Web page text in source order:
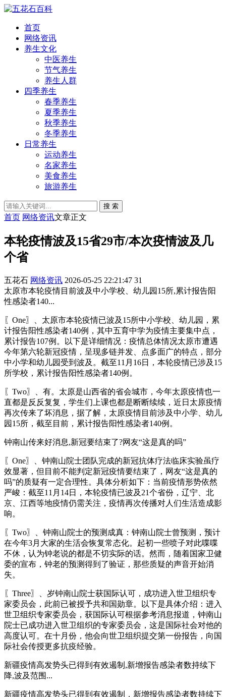
首页
网络资讯
养生文化
中医养生
节气养生
养生人群
四季养生
春季养生
夏季养生
秋季养生
冬季养生
日常养生
运动养生
名家养生
美食养生
旅游养生
搜 索
首页 网络资讯文章正文
本轮疫情波及15省29市/本次疫情波及几
个省
五花石 网络资讯 2026-05-25 22:21:47 31
太原市本轮疫情目前波及中小学校、幼儿园15所,累计报告阳
性感染者140...
〖One〗、太原市本轮疫情已波及15所中小学校、幼儿园，累
计报告阳性感染者140例，其中五育中学为疫情主要集中点，
累计报告107例。以下是详细情况：疫情总体情况太原市遭遇
今年第六轮新冠疫情，呈现多链并发、点多面广的特点，部分
中小学和幼儿园受到波及。截至11月16日，本轮疫情已涉及15
所学校，累计报告阳性感染者140例。
〖Two〗、有。太原是山西省的省会城市，今年太原疫情也一
直都是反反复复，学生们上课也都是断断续续，近日太原疫情
再次传来了坏消息，据了解，太原疫情目前涉及中小学、幼儿
园15所，截至目前，累计报告阳性感染者140例。
钟南山传来好消息,新冠要结束了?网友“这是真的吗”
〖One〗、钟南山院士团队完成的新冠抗体疗法临床实验虽疗
效显著，但目前不能判定新冠疫情要结束了，网友“这是真的
吗”的质疑有一定合理性。具体分析如下：当前疫情形势依然
严峻：截至11月14日，本轮疫情已波及21个省份，辽宁、北
京、江西等地疫情仍需关注，疫情再次传播对人们生活造成影
响。
〖Two〗、钟南山院士的预测成真：钟南山院士曾预测，预计
在今年3月大家的生活会恢复常态化。起初一些喷子对此喋喋
不休，认为钟老说的都是不切实际的话。然而，随着国家卫健
委的宣布，钟老的预测得到了验证，那些质疑的声音开始消
失。
〖Three〗、岁钟南山院士获国际认可，成功进入世卫组织专
家委员会，此前已被授予共和国勋章。以下是具体介绍：进入
世卫组织专家委员会，获国际认可根据参考消息报道，钟南山
院士已成功进入世卫组织的专家委员会，这是国际社会对他的
高度认可。在十月份，他会向世卫组织提交第一份报告，向国
际社会传授更多抗疫经验。
新疆疫情高发势头已得到有效遏制,新增报告感染者数持续下
降,波及范围...
新疆疫情高发势头已得到有效遏制，新增报告感染者数持续下